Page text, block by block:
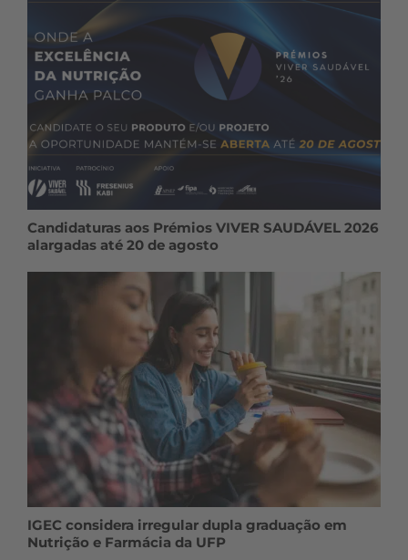
Candidaturas aos Prémios VIVER SAUDÁVEL 2026
alargadas até 20 de agosto
IGEC considera irregular dupla graduação em
Nutrição e Farmácia da UFP